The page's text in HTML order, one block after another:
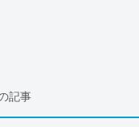
記事